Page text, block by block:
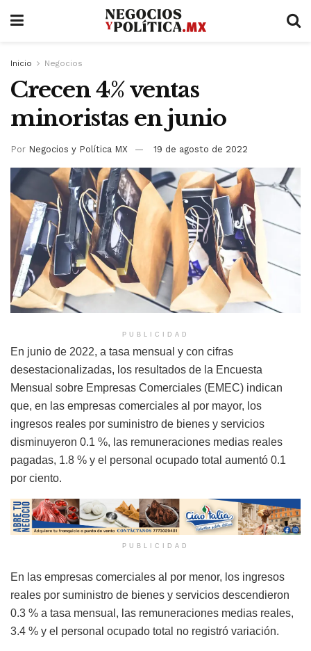
Inicio Negocios
Crecen 4% ventas
minoristas en junio
Por Negocios y Política MX 19 de agosto de 2022
PUBLICIDAD
En junio de 2022, a tasa mensual y con cifras
desestacionalizadas, los resultados de la Encuesta
Mensual sobre Empresas Comerciales (EMEC) indican
que, en las empresas comerciales al por mayor, los
ingresos reales por suministro de bienes y servicios
disminuyeron 0.1 %, las remuneraciones medias reales
pagadas, 1.8 % y el personal ocupado total aumentó 0.1
por ciento.
PUBLICIDAD
En las empresas comerciales al por menor, los ingresos
reales por suministro de bienes y servicios descendieron
0.3 % a tasa mensual, las remuneraciones medias reales,
3.4 % y el personal ocupado total no registró variación.